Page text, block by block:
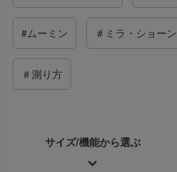
#ムーミン ＃ミラ・ショーン
＃測り方
サイズ/機能から選ぶ